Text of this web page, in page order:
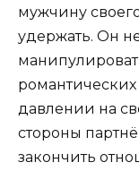
мужчину
удержать. Он
давлении на
стороны
закончить